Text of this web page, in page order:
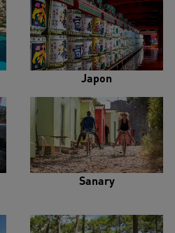
Japon
Sanary